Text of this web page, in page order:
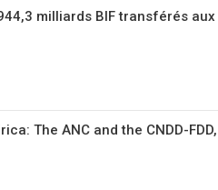
milliards BIF transférés
The ANC and the CNDD-